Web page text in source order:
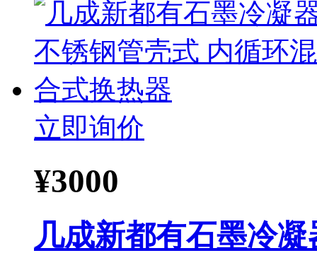
立即询价
¥3000
几成新都有石墨冷